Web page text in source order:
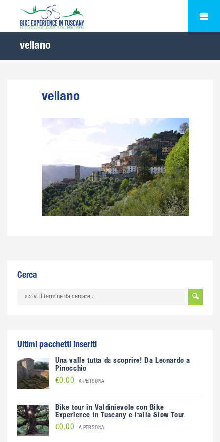
vellano
vellano
Cerca
Ultimi pacchetti inseriti
Una valle tutta da scoprire! Da Leonardo a
Pinocchio
€0,00 A PERSONA
Bike tour in Valdinievole con Bike
Experience in Tuscany e Italia Slow Tour
€0,00 A PERSONA